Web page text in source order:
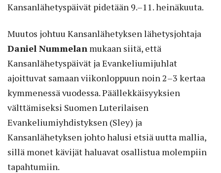
Kansanlähetyspäivät pidetään 9.–11. heinäkuuta.
Muutos johtuu Kansanlähetyksen lähetysjohtaja
Daniel Nummelan mukaan siitä, että
Kansanlähetyspäivät ja Evankeliumijuhlat
ajoittuvat samaan viikonloppuun noin 2–3 kertaa
kymmenessä vuodessa. Päällekkäisyyksien
välttämiseksi Suomen Luterilaisen
Evankeliumiyhdistyksen (Sley) ja
Kansanlähetyksen johto halusi etsiä uutta mallia,
sillä monet kävijät haluavat osallistua molempiin
tapahtumiin.